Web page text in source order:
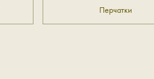
Перчатки